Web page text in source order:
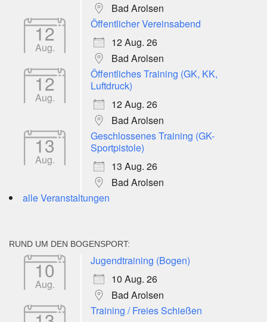
Bad Arolsen
12
Aug.
Öffentlicher Vereinsabend
12 Aug. 26
Bad Arolsen
12
Aug.
Öffentliches Training (GK, KK,
Luftdruck)
12 Aug. 26
Bad Arolsen
13
Aug.
Geschlossenes Training (GK-
Sportpistole)
13 Aug. 26
Bad Arolsen
alle Veranstaltungen
RUND UM DEN BOGENSPORT:
10
Aug.
Jugendtraining (Bogen)
10 Aug. 26
Bad Arolsen
Training / Freies Schießen